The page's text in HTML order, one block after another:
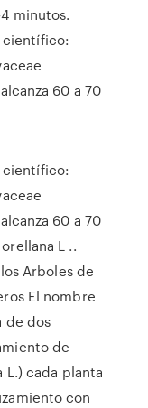
minutos.
científico:
60 a 70
científico:
60 a 70
L ..
Arboles de
El nombre
de dos
de
L.) cada planta
con